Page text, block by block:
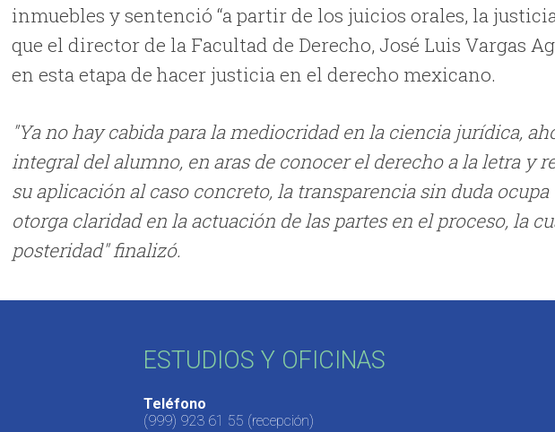
inmuebles y sentenció “a partir de los juicios orales, la
que el director de la Facultad de Derecho, José Luis Vargas
en esta etapa de hacer justicia en el derecho mexicano.
"Ya no hay cabida para la mediocridad en la ciencia jurídica,
integral del alumno, en aras de conocer el derecho a la letra y
su aplicación al caso concreto, la transparencia sin duda
otorga claridad en la actuación de las partes en el proceso, la
posteridad" finalizó.
ESTUDIOS Y OFICINAS
Teléfono
(999) 923 61 55 (recepción)